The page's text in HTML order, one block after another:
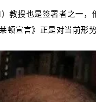
教授也是签署者之一，
顿宣言》正是对当前形